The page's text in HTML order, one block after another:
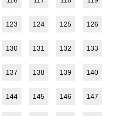
123 124 125 126
130 131 132 133
137 138 139 140
144 145 146 147